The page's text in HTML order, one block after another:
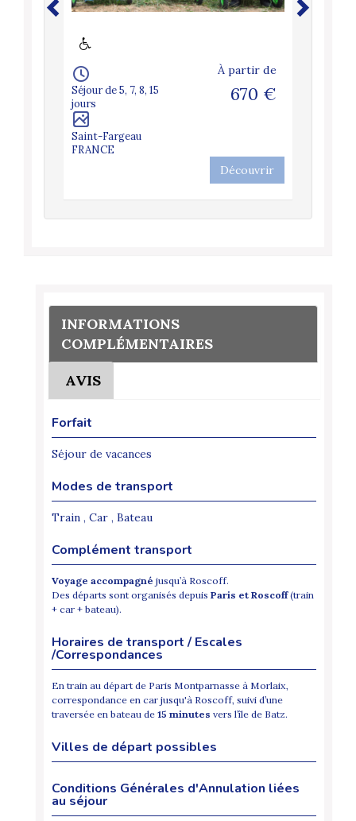
Séjour de 5, 7, 8, 15
jours
Saint-Fargeau
FRANCE
À partir de
670 €
Découvrir
INFORMATIONS
COMPLÉMENTAIRES
AVIS
Forfait
Séjour de vacances
Modes de transport
Train , Car , Bateau
Complément transport
Voyage accompagné jusqu’à Roscoff.
Des départs sont organisés depuis Paris et Roscoff(train
+ car + bateau).
Horaires de transport / Escales
/Correspondances
En train au départ de Paris Montparnasse à Morlaix,
correspondance en car jusqu'à Roscoff, suivi d’une
traversée en bateau de 15 minutes vers l’île de Batz.
Villes de départ possibles
Conditions Générales d'Annulation liées
au séjour